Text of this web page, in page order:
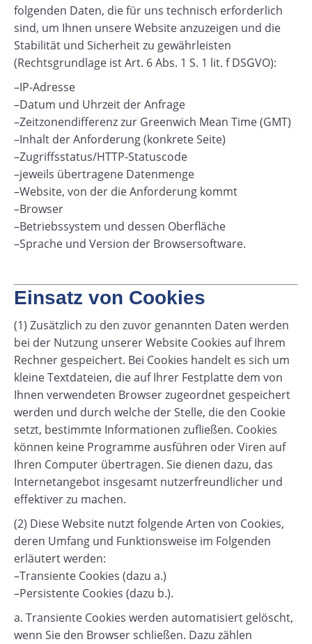
folgenden Daten, die für uns technisch erforderlich
sind, um Ihnen unsere Website anzuzeigen und die
Stabilität und Sicherheit zu gewährleisten
(Rechtsgrundlage ist Art. 6 Abs. 1 S. 1 lit. f DSGVO):
–IP-Adresse
–Datum und Uhrzeit der Anfrage
–Zeitzonendifferenz zur Greenwich Mean Time (GMT)
–Inhalt der Anforderung (konkrete Seite)
–Zugriffsstatus/HTTP-Statuscode
–jeweils übertragene Datenmenge
–Website, von der die Anforderung kommt
–Browser
–Betriebssystem und dessen Oberfläche
–Sprache und Version der Browsersoftware.
Einsatz von Cookies
(1) Zusätzlich zu den zuvor genannten Daten werden
bei der Nutzung unserer Website Cookies auf Ihrem
Rechner gespeichert. Bei Cookies handelt es sich um
kleine Textdateien, die auf Ihrer Festplatte dem von
Ihnen verwendeten Browser zugeordnet gespeichert
werden und durch welche der Stelle, die den Cookie
setzt, bestimmte Informationen zufließen. Cookies
können keine Programme ausführen oder Viren auf
Ihren Computer übertragen. Sie dienen dazu, das
Internetangebot insgesamt nutzerfreundlicher und
effektiver zu machen.
(2) Diese Website nutzt folgende Arten von Cookies,
deren Umfang und Funktionsweise im Folgenden
erläutert werden:
–Transiente Cookies (dazu a.)
–Persistente Cookies (dazu b.).
a. Transiente Cookies werden automatisiert gelöscht,
wenn Sie den Browser schließen. Dazu zählen